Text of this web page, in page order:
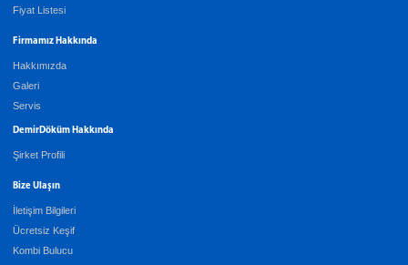
Fiyat Listesi
Firmamız Hakkında
Hakkımızda
Galeri
Servis
DemirDöküm Hakkında
Şirket Profili
Bize Ulaşın
İletişim Bilgileri
Ücretsiz Keşif
Kombi Bulucu